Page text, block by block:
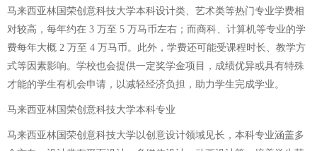
马来西亚林国荣创意科技大学本科设计类、艺术类等热门专业学费相
对较高，每年约在 3 万至 5 万马币左右；而商科、计算机等专业的学
费每年大概 2 万至 4 万马币。此外，学费还可能受课程时长、教学方
式等因素影响。学校也会提供一定奖学金项目，成绩优异或具有特殊
才能的学生有机会申请，以减轻经济负担，助力学生完成学业。
马来西亚林国荣创意科技大学本科专业
马来西亚林国荣创意科技大学以创意设计领域见长，本科专业涵盖多